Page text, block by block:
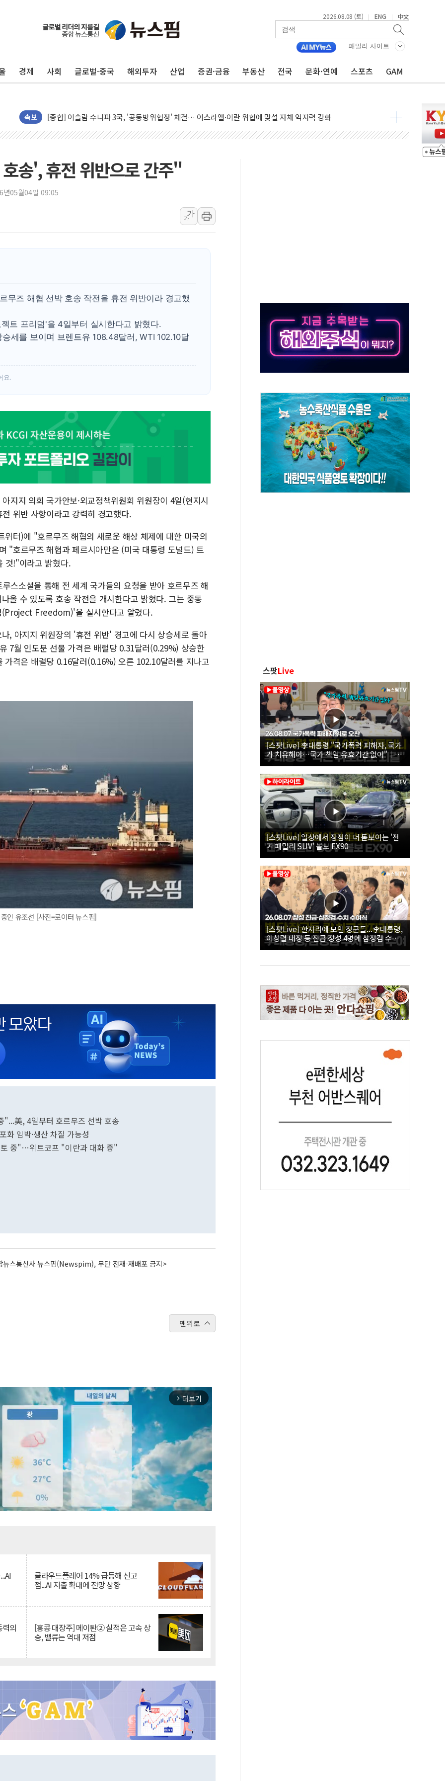
2026.08.08 (토) | ENG | 中文
패밀리 사이트
경제 사회 글로벌·중국 해외투자 산업 증권·금융 부동산 전국 문화·연예 스포츠 GAM
속보
한상협, 업계 개인정보 보안 새판 짠다…'자율규제단체' 타진
뉴욕증시, 고용 쇼크에 금리 인상 우려 후퇴…S&P500 최고치
유럽증시, 美 고용 예상 밖 부진에 연준 금리 인상 가능성 낮아지며 상승… STOXX 600 지수는 나흘 연속 최고치
미 연준 매파 기세 꺾이나…고용 감소에 9월 동결 전망 우세
트럼프, 백신·자폐증 행정명령 검토…"이르면 다음 주"
美 항소법원, 백악관 무도회장 공사 중단 명령…트럼프 제동
美 고용 쇼크에 엔화 장중 급등…시장은 "또 개입했나" 촉각
[AI MY 뉴스] 뉴욕 반도체주 프리뷰...美 고용 쇼크에 반도체주 '활짝'
뉴욕증시 프리뷰, 美 고용 쇼크에 금리 인상 우려 후퇴…나스닥 선물 1%대 상승
[종합] 美 7월 고용 2만3000명 감소 '쇼크'…9월 금리 인상 기대 후퇴
[사진] 이슬람 수니파 3개국, 공동방위협정 체결
뉴욕증시 개장 전 특징주...아틀라시안·클라우드플레어·태양광주↑ VS 트레이드데스크·웬디스↓
보훈부, 미 DPAA와 MOU… "6·25 미군 실종자 7359명 끝까지 찾겠다"
李 "해남 태양광, 대한민국 다음 100년 밑거름…수도권 집중 완화 전환점"
송', 휴전 위반으로 간주"
년05월04일 09:05
가
가
무즈 해협 선박 호송 작전을 휴전 위반이라 경고했
트 프리덤'을 4일부터 실시한다고 밝혔다.
세를 보이며 브렌트유 108.48달러, WTI 102.10달
요.
지지 의회 국가안보·외교정책위원회 위원장이 4일(현지시
위반 사항이라고 강력히 경고했다.
위터)에 "호르무즈 해협의 새로운 해상 체제에 대한 미국의
"호르무즈 해협과 페르시아만은 (미국 대통령 도널드) 트
것!"이라고 밝혔다.
스소셜을 통해 전 세계 국가들의 요청을 받아 호르무즈 해
올 수 있도록 호송 작전을 개시한다고 밝혔다. 그는 중동
(Project Freedom)'을 실시한다고 알렸다.
, 아지지 위원장의 '휴전 위반' 경고에 다시 상승세로 돌아
7월 인도분 선물 가격은 배럴당 0.31달러(0.29%) 상승한
격은 배럴당 0.16달러(0.16%) 오른 102.10달러를 지나고
인 유조선 [사진=로이터 뉴스핌]
"...美, 4일부터 호르무즈 선박 호송
임박·생산 차질 가능성
중"…위트코프 "이란과 대화 중"
뉴스통신사 뉴스핌(Newspim), 무단 전재-재배포 금지>
맨위로
arrow_forward_ios 더보기
클라우드플레어 14% 급등해 신고
점...AI 지출 확대에 전망 상향
의 [홍콩 대장주] 메이퇀② 실적은 고속 상
승, 밸류는 역대 저점
스팟Live
[스팟Live] 李대통령 "국가폭력 피해자, 국가
가 치유해야…국가 책임 유효기간 없어"｜
26.08.07 국가폭력 피해자 위로 오찬
[스팟Live] 일상에서 장점이 더 돋보이는 '전
기 패밀리 SUV' 볼보 EX90
[스팟Live] 한자리에 모인 장군들...李대통령,
이상렬 대장 등 진급 장성 4명에 삼정검 수치
직접 수여｜26.08.07 장성 진급·삼정검 수치